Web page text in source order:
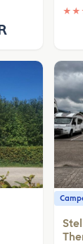
★ ★